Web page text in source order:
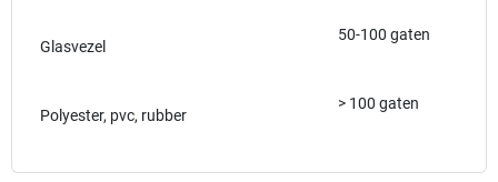
Glasvezel
50-100 gaten
Polyester, pvc, rubber
> 100 gaten